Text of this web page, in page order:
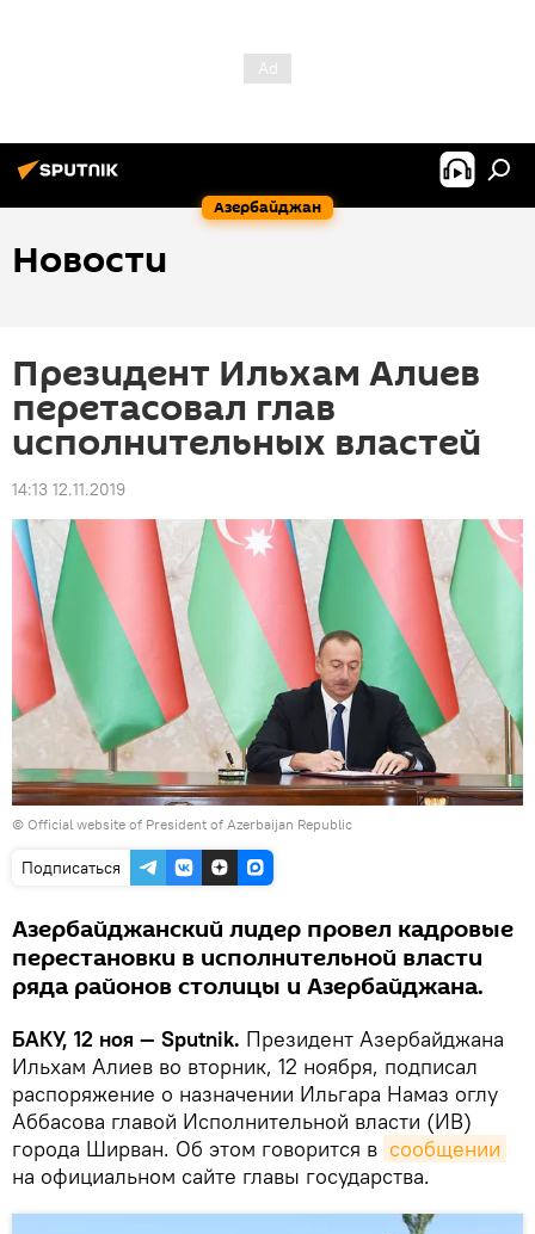
Азербайджан
Новости
Президент Ильхам Алиев
перетасовал глав
исполнительных властей
14:13 12.11.2019
© Official website of President of Azerbaijan Republic
Подписаться
Азербайджанский лидер провел кадровые
перестановки в исполнительной власти
ряда районов столицы и Азербайджана.
БАКУ, 12 ноя — Sputnik. Президент Азербайджана
Ильхам Алиев во вторник, 12 ноября, подписал
распоряжение о назначении Ильгара Намаз оглу
Аббасова главой Исполнительной власти (ИВ)
города Ширван. Об этом говорится в сообщении
на официальном сайте главы государства.